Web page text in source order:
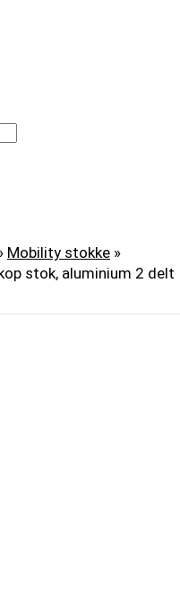
Mobility stokke »
stok, aluminium 2 delt